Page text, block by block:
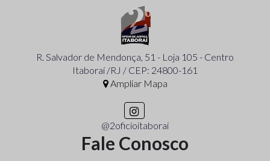
R. Salvador de Mendonça, 51 - Loja 105 - Centro
Itaboraí /RJ / CEP: 24800-161
Ampliar Mapa
@2oficioitaborai
Fale Conosco